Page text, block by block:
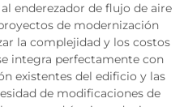
enderezador de flujo de aire
de modernización
la complejidad y los costos
integra perfectamente con
existentes del edificio y las
de modificaciones de